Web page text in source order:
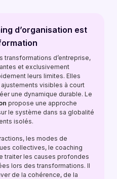
d’organisation est
transformations d’entreprise,
et exclusivement
leurs limites. Elles
visibles à court
une dynamique durable. Le
propose une approche
le système dans sa globalité
isolés.
les modes de
collectives, le coaching
traiter les causes profondes
lors des transformations. Il
de la cohérence, de la